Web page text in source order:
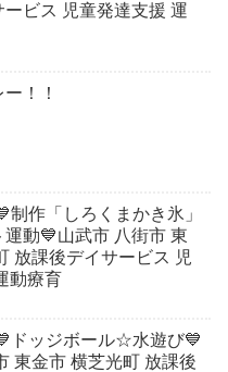
ービス 児童発達支援 運
！！
制作「しろくまかき氷」
動💙山武市 八街市 東
放課後デイサービス 児
動療育
ドッジボール☆水遊び💙
東金市 横芝光町 放課後